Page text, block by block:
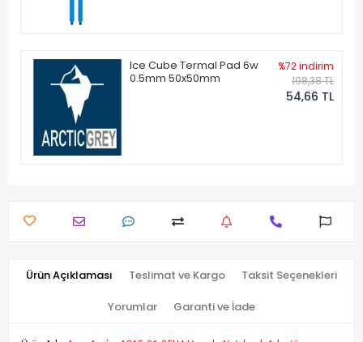
Ice Cube Termal Pad 6w
0.5mm 50x50mm
%72 indirim
198,38 TL
54,66 TL
Ürün Açıklaması Teslimat ve Kargo Taksit Seçenekleri
Yorumlar Garanti ve İade